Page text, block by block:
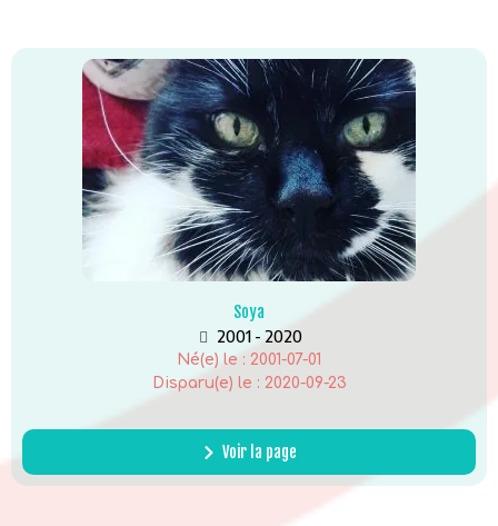
Soya
2001 - 2020
Né(e) le : 2001-07-01
Disparu(e) le : 2020-09-23
Voir la page